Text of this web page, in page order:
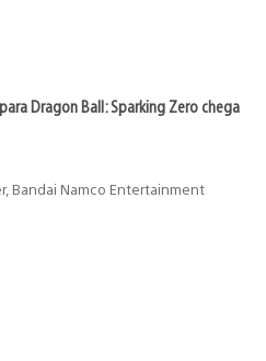
Dragon Ball: Sparking Zero chega
Bandai Namco Entertainment